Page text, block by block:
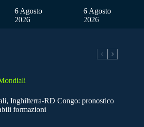
6 Agosto
2026
6 Agosto
2026
Inghilterra-RD Congo: pronostico
formazioni